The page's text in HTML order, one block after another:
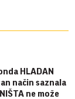
HLADAN
način saznala
ne može